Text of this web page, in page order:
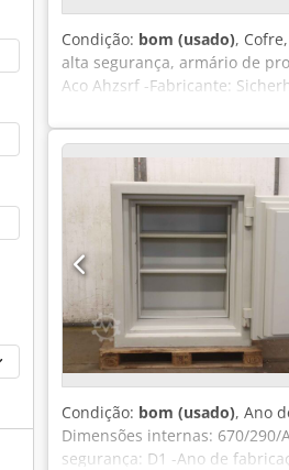
Condição: bom (usado),
alta segurança, armário de
Aco Ahzsrf -Fabricante:
prova de fogo -Dimensões
335 kg
Condição: bom (usado), Ano
Dimensões internas: 670/290/
segurança: D1 -Ano de